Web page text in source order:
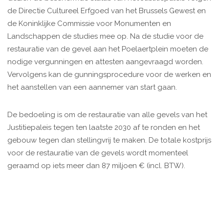
de Directie Cultureel Erfgoed van het Brussels Gewest en
de Koninklijke Commissie voor Monumenten en
Landschappen de studies mee op. Na de studie voor de
restauratie van de gevel aan het Poelaertplein moeten de
nodige vergunningen en attesten aangevraagd worden.
Vervolgens kan de gunningsprocedure voor de werken en
het aanstellen van een aannemer van start gaan.
De bedoeling is om de restauratie van alle gevels van het
Justitiepaleis tegen ten laatste 2030 af te ronden en het
gebouw tegen dan stellingvrij te maken. De totale kostprijs
voor de restauratie van de gevels wordt momenteel
geraamd op iets meer dan 87 miljoen € (incl. BTW).